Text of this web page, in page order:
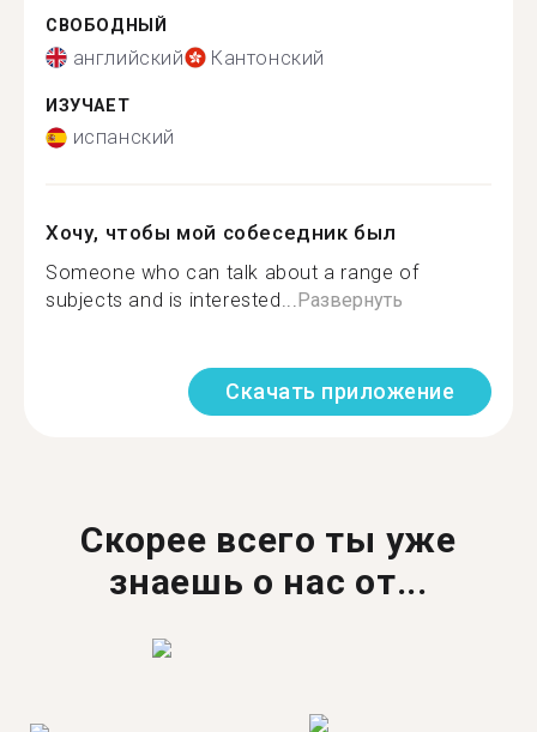
СВОБОДНЫЙ
английский Кантонский
ИЗУЧАЕТ
испанский
Хочу, чтобы мой собеседник был
Someone who can talk about a range of
subjects and is interested...Развернуть
Скачать приложение
Скорее всего ты уже
знаешь о нас от...